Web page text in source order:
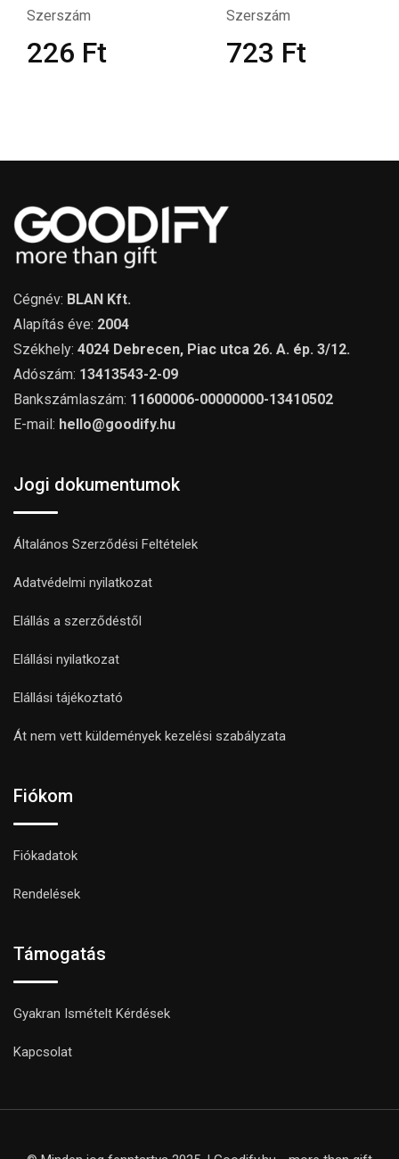
Szerszám
226 Ft
Szerszám
723 Ft
Cégnév: BLAN Kft.
Alapítás éve: 2004
Székhely: 4024 Debrecen, Piac utca 26. A. ép. 3/12.
Adószám: 13413543-2-09
Bankszámlaszám: 11600006-00000000-13410502
E-mail: hello@goodify.hu
Jogi dokumentumok
Általános Szerződési Feltételek
Adatvédelmi nyilatkozat
Elállás a szerződéstől
Elállási nyilatkozat
Elállási tájékoztató
Át nem vett küldemények kezelési szabályzata
Fiókom
Fiókadatok
Rendelések
Támogatás
Gyakran Ismételt Kérdések
Kapcsolat